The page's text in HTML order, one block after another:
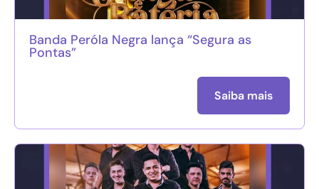
Banda Peróla Negra lança “Segura as
Pontas”
Saiba mais